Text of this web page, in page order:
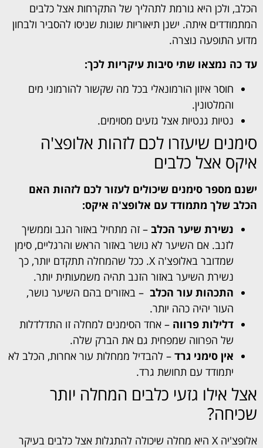
הכלב, ולכן היא גורמת לתהליך של התקרחות אצל כלבים
המתמודדים איתה. ישנן תיאוריות שונות שניסו להסביר ולבחון
מדוע התופעה נוצרה.
עד כה נמצאו שתי סיבות עיקריות לכך:
חוסר איזון הורמונאלי בכל מה שקשור להורמוני מים
והמלטונין.
נטיות גנטיות אצל גזעים מסוימים.
סימנים שיעזרו לכם לזהות אלופצ'ה
איקס אצל כלבים
ישנם מספר סימנים שיכולים לעזור לכם לזהות האם
הכלב שלך מתמודד עם אלופצ'ה איקס:
נשירת שיער הכלב – זה מתחיל באזור הגב וממשיך
לזנב. אם השיער לא נושר באזור הראש והרגליים, סימן
שמדובר באלופצ'ה X. ככל שהמחלה תתקדם יותר, כך
נשירת השיער באזור הזנב תהיה משמעותית יותר.
התכהות עור הכלב – באזורים בהם השיער נושר,
העור יהיה כהה יותר.
דלילות פרווה – אחד הסימנים למחלה זו התדלדלות
של הפרווה שמפחית גם את הברק שלה.
אין סימני גרד – להבדיל ממחלות עור אחרות, הכלב לא
יתמודד עם תחושת גרד.
אצל אילו גזעי כלבים המחלה יותר
שכיחה?
אלופצ'יה X היא מחלה שיכולה להתגלות אצל כלבים בעיקר